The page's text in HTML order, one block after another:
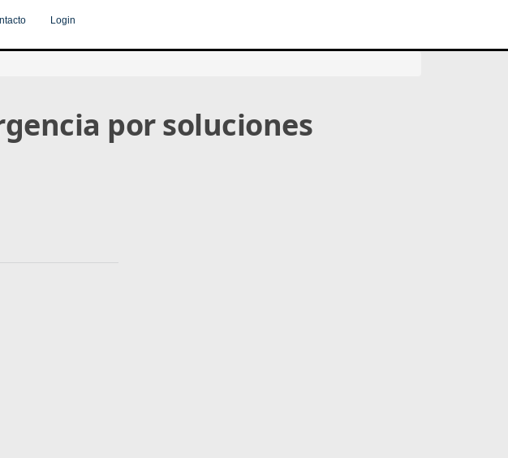
Login
por soluciones